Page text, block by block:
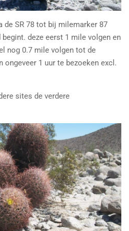
de SR 78 tot bij milemarker 87
deze eerst 1 mile volgen en
nog 0.7 mile volgen tot de
ongeveer 1 uur te bezoeken excl.
sites de verdere